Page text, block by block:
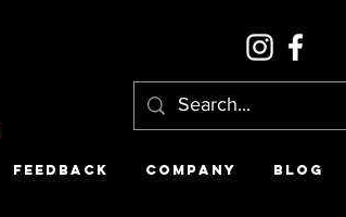
FEEDBACK COMPANY BLOG